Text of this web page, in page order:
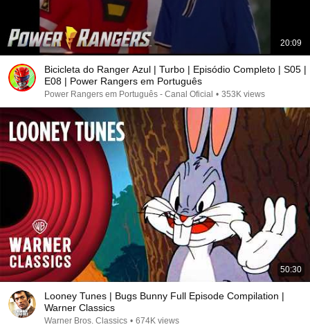
20:09
Bicicleta do Ranger Azul | Turbo | Episódio Completo | S05 |
E08 | Power Rangers em Português
Power Rangers em Português - Canal Oficial • 353K views
50:30
Looney Tunes | Bugs Bunny Full Episode Compilation |
Warner Classics
Warner Bros. Classics • 674K views